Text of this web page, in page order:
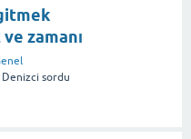
zamanı
sordu